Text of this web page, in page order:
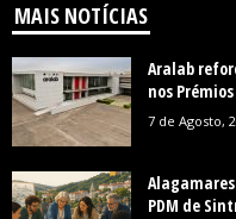
MAIS NOTÍCIAS
Aralab
nos
7 de Agosto,
PDM de